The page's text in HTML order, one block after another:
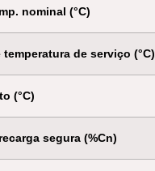
nominal (°C)
de serviço (°C)
(°C)
segura (%Cn)